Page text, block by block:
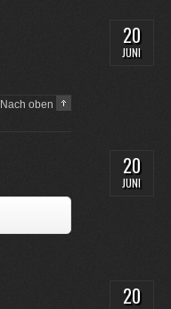
Nach oben
20
JUNI
20
JUNI
20